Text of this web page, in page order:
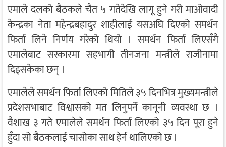
एमाले दलको बैठकले चैत ५ गतेदेखि लागू हुने गरी माओवादी
केन्द्रका नेता महेन्द्रबहादुर शाहीलाई यसअघि दिएको समर्थन
फिर्ता लिने निर्णय गरेको थियो । समर्थन फिर्ता लिएसँगै
एमालेबाट सरकारमा सहभागी तीनजना मन्त्रीले राजीनामा
दिइसकेका छन् ।
एमालेले समर्थन फिर्ता लिएको मितिले ३५ दिनभित्र मुख्यमन्त्रीले
प्रदेशसभाबाट विश्वासको मत लिनुपर्ने कानूनी व्यवस्था छ ।
वैशाख ३ गते एमालेले समर्थन फिर्ता लिएको ३५ दिन पूरा हुने
हुँदा सो बैठकलाई चासोका साथ हेर्न थालिएको छ ।